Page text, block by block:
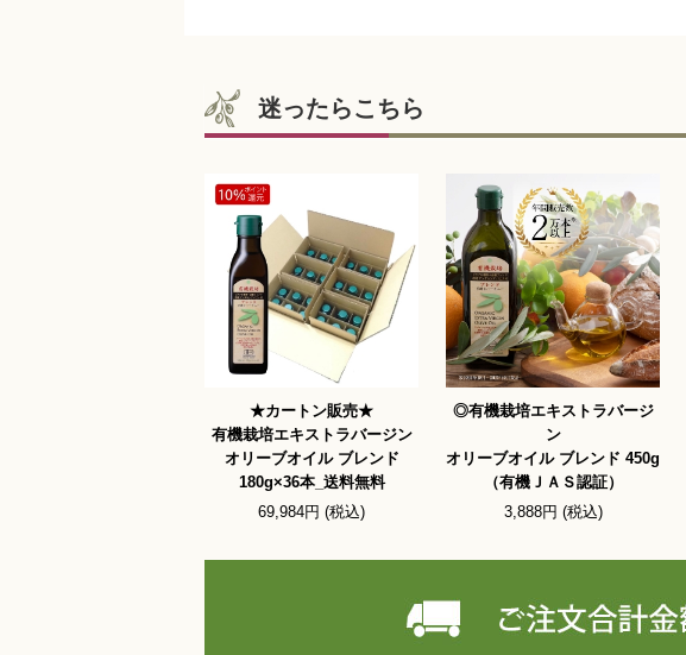
迷ったらこちら
★カートン販売★
有機栽培エキストラバージン
オリーブオイル ブレンド
180g×36本_送料無料
69,984円 (税込)
◎有機栽培エキストラバージ
ン
オリーブオイル ブレンド 450g
（有機ＪＡＳ認証）
3,888円 (税込)